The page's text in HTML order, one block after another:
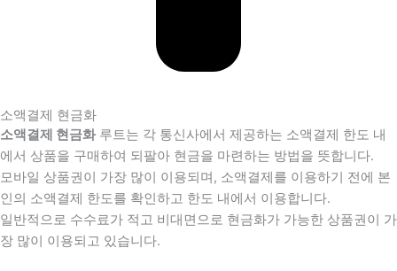
소액결제 현금화
소액결제 현금화루트는 각 통신사에서 제공하는 소액결제 한도 내
에서 상품을 구매하여 되팔아 현금을 마련하는 방법을 뜻합니다.
모바일 상품권이 가장 많이 이용되며, 소액결제를 이용하기 전에 본
인의 소액결제 한도를 확인하고 한도 내에서 이용합니다.
일반적으로 수수료가 적고 비대면으로 현금화가 가능한 상품권이 가
장 많이 이용되고 있습니다.